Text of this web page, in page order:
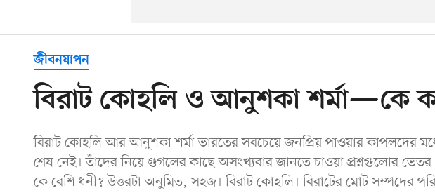
জীবনযাপন
বিরাট কোহলি ও আনুশকা
বিরাট কোহলি আর আনুশকা শর্মা ভারতের সবচেয়ে জনপ্রিয় পাওয়ার কাপলদের
শেষ নেই। তাঁদের নিয়ে গুগলের কাছে অসংখ্যবার জানতে চাওয়া প্রশ্নগুলোর
কে বেশি ধনী? উত্তরটা অনুমিত, সহজ। বিরাট কোহলি। বিরাটের মোট সম্পদের